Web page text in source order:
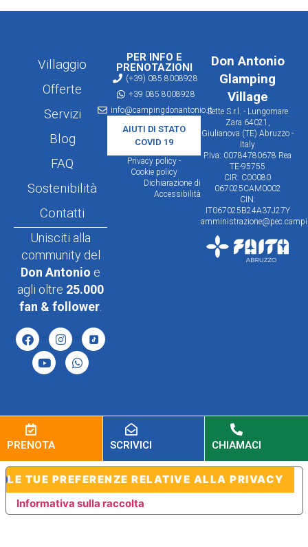
Don Antonio
Glamping
Village
Sette S.r.l. - Lungomare
Zara 64021,
Giulianova (TE) Abruzzo -
Italy
P.Iva: 00784780678 Rea
TE-95755
CIR: C00080
067025CAM0002
CIN:
IT067025B24A37J27Y
Villaggio
Offerte
Servizi
Blog
FAQ
Sostenibilità
Contatti
Unisciti alla
community del
Don Antonio e
agli oltre 25.000
fan & follower.
PER INFO E
PRENOTAZIONI
(+39) 085 8008928
+39 085 8008928
info@campingdonantonio.it
AIUTI DI STATO
COVID 19
Privacy policy -
Cookie policy
Dichiarazione di
Accessibilità
PRENOTA SCRIVICI CHIAMACI
Informativa sulla raccolta
LE TUE PREFERENZE RELATIVE ALLA PRIVACY